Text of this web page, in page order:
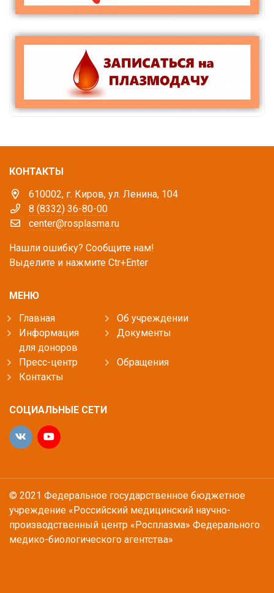
КОНТАКТЫ
610002, г. Киров, ул. Ленина, 104
8 (8332) 36-80-00
center@rosplasma.ru
Нашли ошибку? Сообщите нам!
Выделите и нажмите Ctr+Enter
МЕНЮ
Главная
Об учреждении
Информация
для доноров
Документы
Пресс-центр
Обращения
Контакты
СОЦИАЛЬНЫЕ СЕТИ
© 2021 Федеральное государственное бюджетное
учреждение «Российский медицинский научно-
производственный центр «Росплазма» Федерального
медико-биологического агентства»